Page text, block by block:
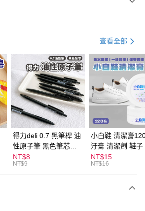
含以上)免運費
查看全部
得力deli 0.7 黑筆桿 油
性原子筆 黑色筆芯
S304
NT$8
NT$9
小白鞋 清潔膏
汙膏 清潔劑 鞋子
漬 白皮鞋 鞋油
NT$15
NT$16